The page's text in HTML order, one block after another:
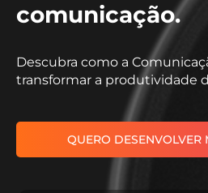
comunicação.
Descubra como a
transformar a produtividade
QUERO DESENVOLVER